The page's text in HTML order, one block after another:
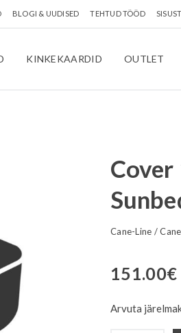
BLOGI & UUDISED TEHTUD TÖÖD
KINKEKAARDID OUTLET
Cover
Cane-Line /
151.00€
Arvuta